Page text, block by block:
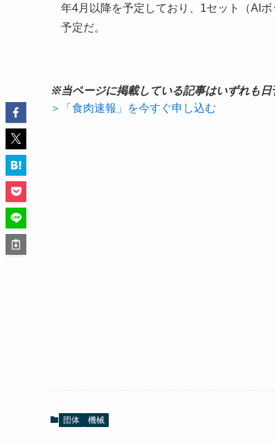
年4月以降を予定しており、1セット（AI
予定だ。
※当ページに掲載している記事はいずれも日
＞「食肉速報」を今すぐ申し込む
団体 機械